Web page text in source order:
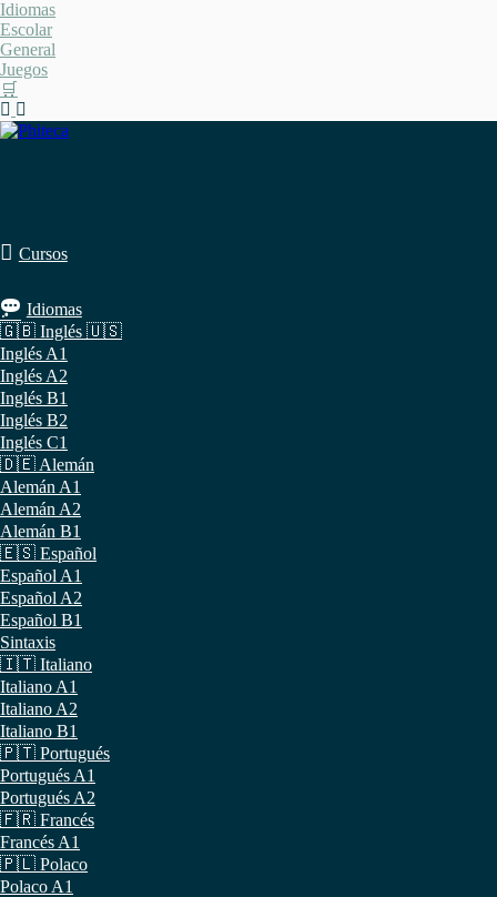
Saltar
al
contenido
Idiomas
Escolar
General
Juegos
🛒
Cursos
Idiomas
🇬🇧 Inglés 🇺🇸
Inglés A1
Inglés A2
Inglés B1
Inglés B2
Inglés C1
🇩🇪 Alemán
Alemán A1
Alemán A2
Alemán B1
🇪🇸 Español
Español A1
Español A2
Español B1
Sintaxis
🇮🇹 Italiano
Italiano A1
Italiano A2
Italiano B1
🇵🇹 Portugués
Portugués A1
Portugués A2
🇫🇷 Francés
Francés A1
🇵🇱 Polaco
Polaco A1